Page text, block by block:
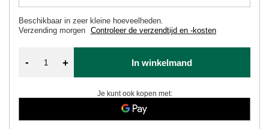
Beschikbaar in zeer kleine hoeveelheden
Verzending morgen Controleer de verzendtijd en -kosten
- + In winkelmand
Je kunt ook kopen met: